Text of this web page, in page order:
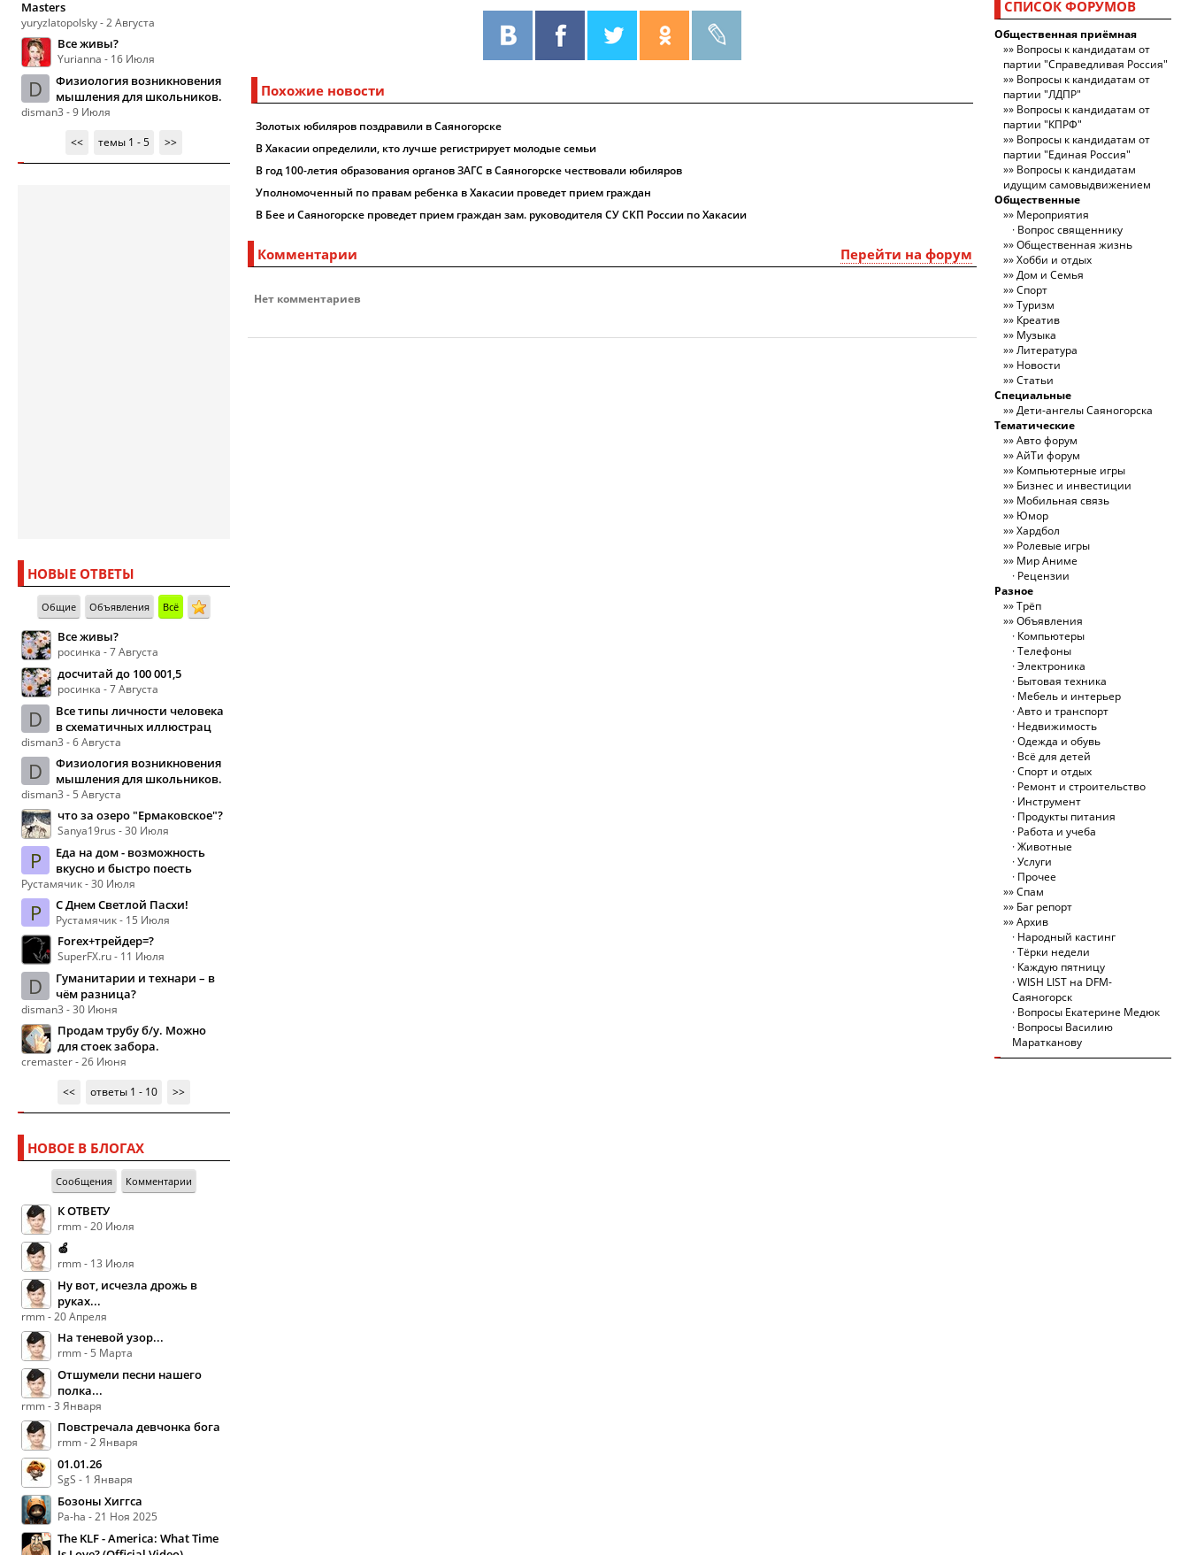
Masters
yuryzlatopolsky - 2 Августа
Все живы?
Yurianna - 16 Июля
D
Физиология возникновения
мышления для школьников.
disman3 - 9 Июля
<<
темы 1 - 5 >>
НОВЫЕ ОТВЕТЫ
Общие Объявления Всё
Все живы?
росинка - 7 Августа
досчитай до 100 001,5
росинка - 7 Августа
D
Все типы личности человека
в схематичных иллюстрац
disman3 - 6 Августа
D
Физиология возникновения
мышления для школьников.
disman3 - 5 Августа
что за озеро "Ермаковское"?
Sanya19rus - 30 Июля
Р
Еда на дом - возможность
вкусно и быстро поесть
Рустамячик - 30 Июля
Р С Днем Светлой Пасхи!
Рустамячик - 15 Июля
Forex+трейдер=?
SuperFX.ru - 11 Июля
D
Гуманитарии и технари – в
чём разница?
disman3 - 30 Июня
Продам трубу б/у. Можно
для стоек забора.
cremaster - 26 Июня
<<
ответы 1 - 10 >>
НОВОЕ В БЛОГАХ
Сообщения Комментарии
К ОТВЕТУ
rmm - 20 Июля
🍏
rmm - 13 Июля
Ну вот, исчезла дрожь в
руках...
rmm - 20 Апреля
На теневой узор...
rmm - 5 Марта
Отшумели песни нашего
полка...
rmm - 3 Января
Повстречала девчонка бога
rmm - 2 Января
01.01.26
SgS - 1 Января
Бозоны Хиггса
Pa-ha - 21 Ноя 2025
The KLF - America: What Time
Похожие новости
Золотых юбиляров поздравили в Саяногорске
В Хакасии определили, кто лучше регистрирует молодые семьи
В год 100-летия образования органов ЗАГС в Саяногорске чествовали юбиляров
Уполномоченный по правам ребенка в Хакасии проведет прием граждан
В Бее и Саяногорске проведет прием граждан зам. руководителя СУ СКП России по Хакасии
Перейти на форум
Комментарии
Нет комментариев
СПИСОК ФОРУМОВ
Общественная приёмная
Вопросы к кандидатам от
партии "Справедливая Россия"
Вопросы к кандидатам от
партии "ЛДПР"
Вопросы к кандидатам от
партии "КПРФ"
Вопросы к кандидатам от
партии "Единая Россия"
Вопросы к кандидатам
идущим самовыдвижением
Общественные
Мероприятия
Вопрос священнику
Общественная жизнь
Хобби и отдых
Дом и Семья
Спорт
Туризм
Креатив
Музыка
Литература
Новости
Статьи
Специальные
Дети-ангелы Саяногорска
Тематические
Авто форум
АйТи форум
Компьютерные игры
Бизнес и инвестиции
Мобильная связь
Юмор
Хардбол
Ролевые игры
Мир Аниме
Рецензии
Разное
Трёп
Объявления
Компьютеры
Телефоны
Электроника
Бытовая техника
Мебель и интерьер
Авто и транспорт
Недвижимость
Одежда и обувь
Всё для детей
Спорт и отдых
Ремонт и строительство
Инструмент
Продукты питания
Работа и учеба
Животные
Услуги
Прочее
Спам
Баг репорт
Архив
Народный кастинг
Тёрки недели
Каждую пятницу
WISH LIST на DFM-
Саяногорск
Вопросы Екатерине Медюк
Вопросы Василию
Маратканову